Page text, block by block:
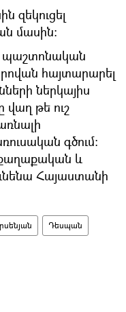
զեկուցել
մասին:
պաշտոնական
հայտարարել
ներկայիս
թե ուշ
գծում:
և
Հայաստանի
Դեսպան